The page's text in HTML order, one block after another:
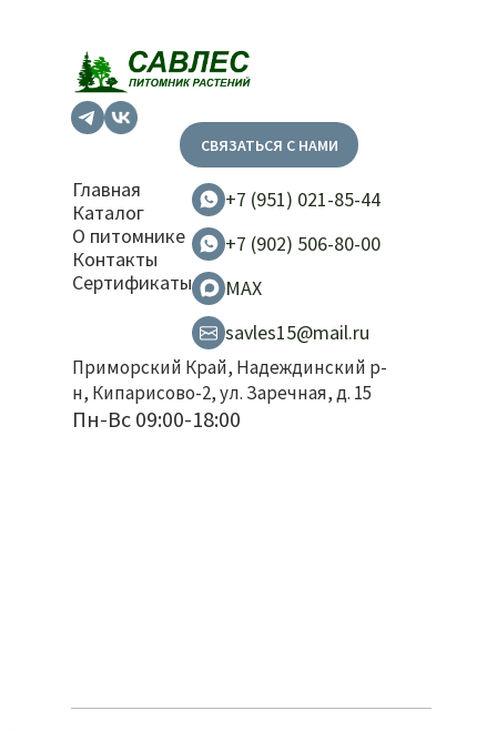
Главная
Каталог
О питомнике
Контакты
Сертификаты
+7 (951) 021-85-44
+7 (902) 506-80-00
MAX
savles15@mail.ru
Приморский Край, Надеждинский р-
н, Кипарисово-2, ул. Заречная, д. 15
Пн-Вс 09:00-18:00
СВЯЗАТЬСЯ С НАМИ